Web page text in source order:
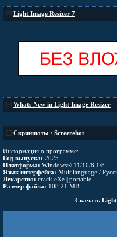
Light Image Resizer 7
Whats New in Light Image Resizer
Скриншоты / Screenshot
Информация о программе:
Год выпуска: 2025
Платформа: Windows® 11/10/8.1/8
Язык интерфейса: Multilanguage /
Лекарство: crack.eXe | portable
Размер файла: 108.21 MB
Скачать